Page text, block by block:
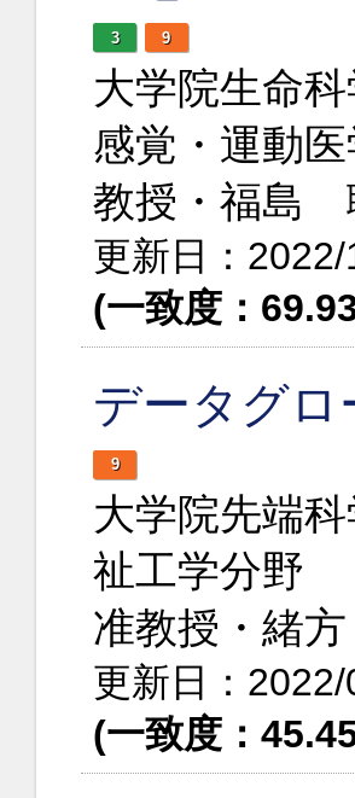
3 9
大学院生命
感覚・運動
教授・福島
更新日：
(一致度：
データグロ
9
大学院先端
祉工学分野
准教授・緒
更新日：
(一致度：